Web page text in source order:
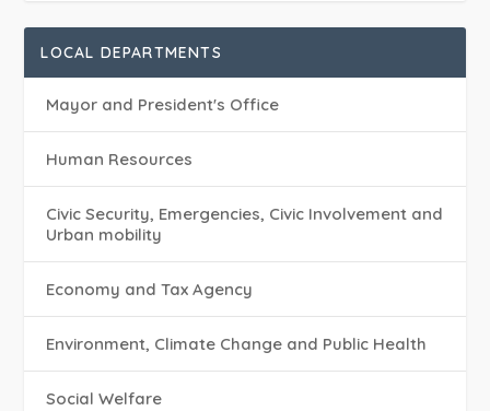
LOCAL DEPARTMENTS
Mayor and President's Office
Human Resources
Civic Security, Emergencies, Civic Involvement and
Urban mobility
Economy and Tax Agency
Environment, Climate Change and Public Health
Social Welfare